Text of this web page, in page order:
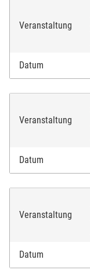
Veranstaltung
Datum
Veranstaltung
Datum
Veranstaltung
Datum